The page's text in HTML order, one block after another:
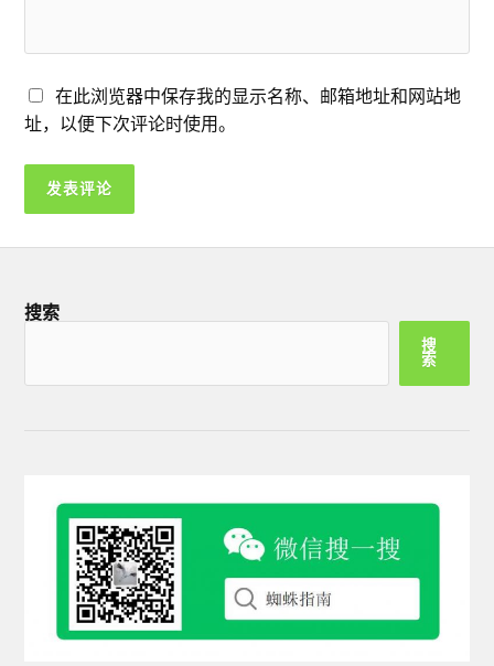
在此浏览器中保存我的显示名称、邮箱地址和网站地
址，以便下次评论时使用。
搜索
搜
索